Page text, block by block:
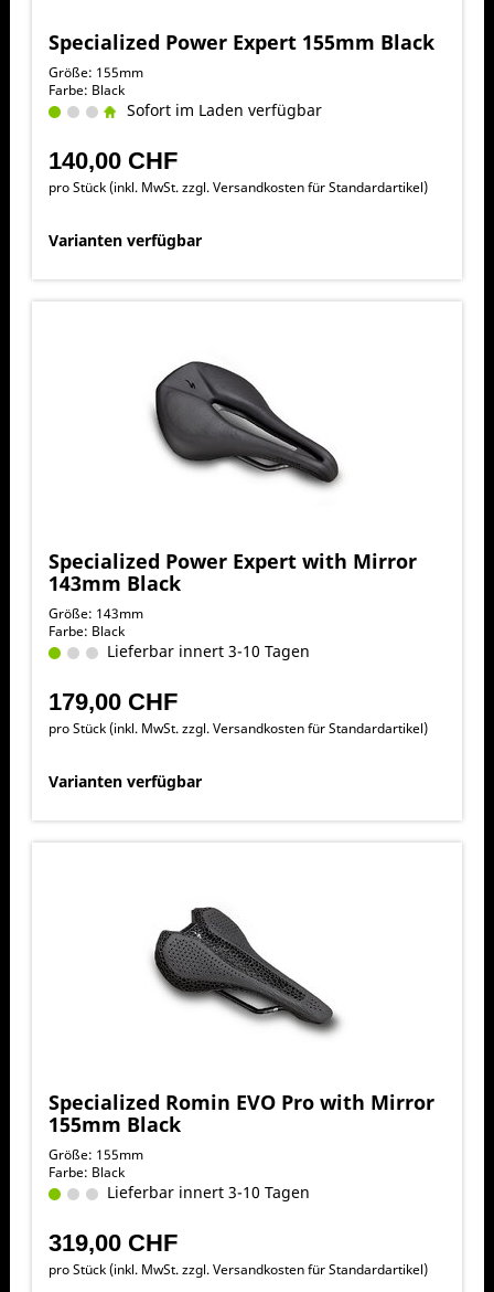
Specialized Power Expert 155mm Black
Größe: 155mm
Farbe: Black
Sofort im Laden verfügbar
140,00 CHF
pro Stück (inkl. MwSt. zzgl.Versandkosten für Standardartikel)
Varianten verfügbar
Specialized Power Expert with Mirror
143mm Black
Größe: 143mm
Farbe: Black
Lieferbar innert 3-10 Tagen
179,00 CHF
pro Stück (inkl. MwSt. zzgl.Versandkosten für Standardartikel)
Varianten verfügbar
Specialized Romin EVO Pro with Mirror
155mm Black
Größe: 155mm
Farbe: Black
Lieferbar innert 3-10 Tagen
319,00 CHF
pro Stück (inkl. MwSt. zzgl.Versandkosten für Standardartikel)